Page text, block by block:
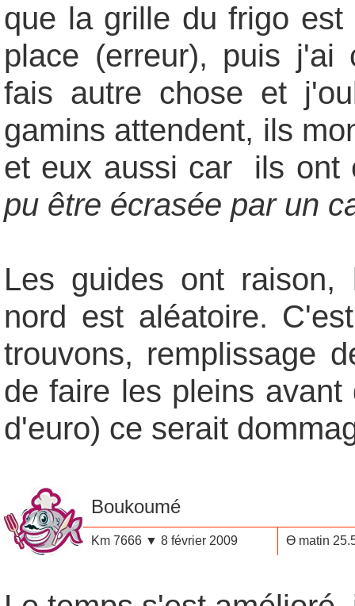
que la grille du frigo
place (erreur), puis j'ai
fais autre chose et
gamins attendent, ils
et eux aussi car ils ont
pu être écrasée par un
Les guides ont raison,
nord est aléatoire.
trouvons, remplissage
de faire les pleins
d'euro) ce serait
Boukoumé
Km 7666 ▼ 8 février 2009 Ө matin